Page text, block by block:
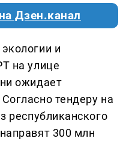
Дзен.канал
и
на улице
ожидает
тендеру на
республиканского
300 млн